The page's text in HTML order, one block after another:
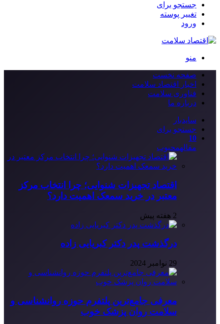
جستجو برای
تغییر پوسته
ورود
منو
صفحه نخست
اخبار اقتصاد سلامت
فناوری سلامت
درباره ما
سایدبار
جستجو برای
10
مقالهمحبوب
اقتصاد تجهیزات شنوایی؛ چرا انتخاب مرکز
معتبر در خرید سمعک اهمیت دارد؟
2 هفته پیش
درگذشت پدر دکتر کبریایی زاده
29 نوامبر 2024
معرفی جامع‌ترین پلتفرم حوزه روانشناسی و
سلامت روان پزشک خوب